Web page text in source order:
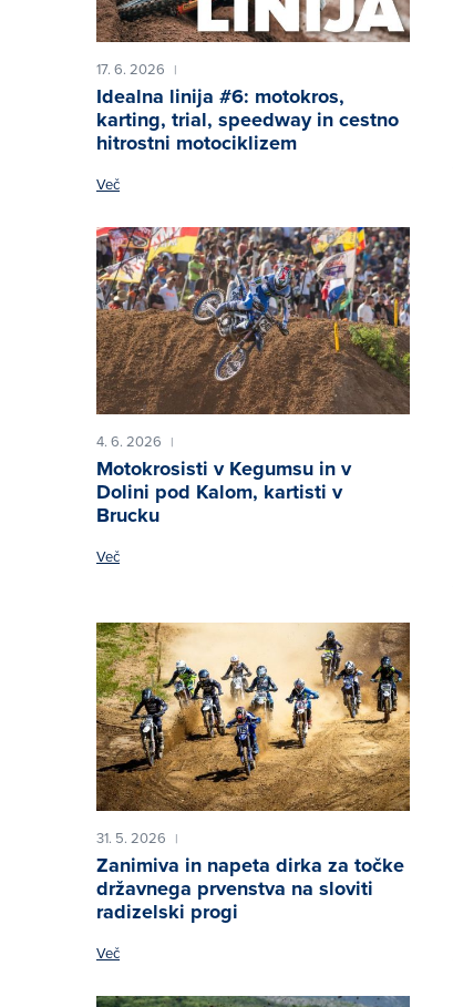
17. 6. 2026 |
Idealna linija #6: motokros,
karting, trial, speedway in cestno
hitrostni motociklizem
Več
4. 6. 2026 |
Motokrosisti v Kegumsu in v
Dolini pod Kalom, kartisti v
Brucku
Več
31. 5. 2026 |
Zanimiva in napeta dirka za točke
državnega prvenstva na sloviti
radizelski progi
Več